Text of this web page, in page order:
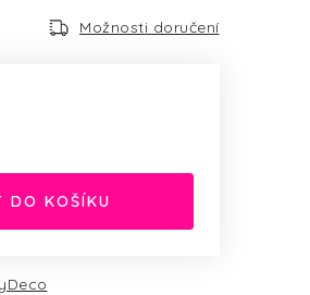
Možnosti doručení
DO KOŠÍKU